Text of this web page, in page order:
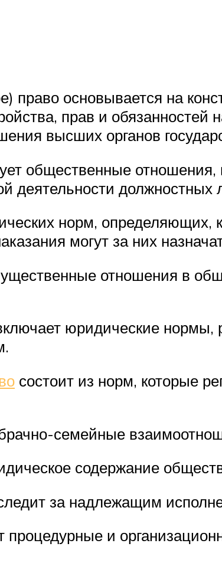
право основывается на
прав и
высших органов
общественные
деятельности должностных
норм, определяющих,
могут за них
отношения в
юридические
состоит из норм, которые
семейные
содержание
за надлежащим
процедурные и